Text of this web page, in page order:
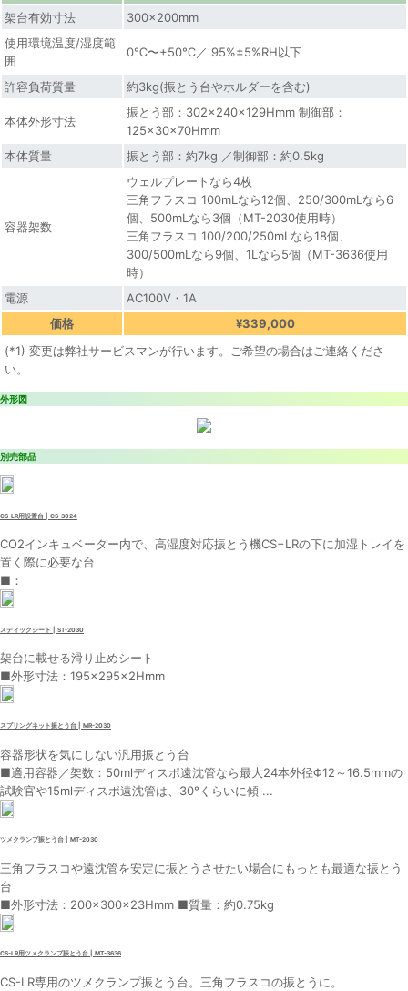
架台有効寸法
300×200mm
使用環境温度/湿度範
囲
0℃〜+50℃／ 95%±5%RH以下
許容負荷質量 約3kg(振とう台やホルダーを含む)
本体外形寸法
振とう部：302×240×129Hmm 制御部：
125×30×70Hmm
本体質量
振とう部：約7kg ／制御部：約0.5kg
容器架数
ウェルプレートなら4枚
三角フラスコ 100mLなら12個、250/300mLなら6
個、500mLなら3個（MT-2030使用時）
三角フラスコ 100/200/250mLなら18個、
300/500mLなら9個、1Lなら5個（MT-3636使用
時）
電源
AC100V・1A
価格
¥339,000
(*1) 変更は弊社サービスマンが行います。ご希望の場合はご連絡くださ
い。
外形図
別売部品
CS-LR用設置台 | CS-3024
CO2インキュベーター内で、高湿度対応振とう機CS−LRの下に加湿トレイを
置く際に必要な台
■：
スティックシート | ST-2030
架台に載せる滑り止めシート
■外形寸法：195×295×2Hmm
スプリングネット振とう台 | MR-2030
容器形状を気にしない汎用振とう台
■適用容器／架数：50mlディスポ遠沈管なら最大24本外径Φ12～16.5mmの
試験官や15mlディスポ遠沈管は、30°くらいに傾 ...
ツメクランプ振とう台 | MT-2030
三角フラスコや遠沈管を安定に振とうさせたい場合にもっとも最適な振とう
台
■外形寸法：200×300×23Hmm ■質量：約0.75kg
CS-LR用ツメクランプ振とう台 | MT-3636
CS-LR専用のツメクランプ振とう台。三角フラスコの振とうに。